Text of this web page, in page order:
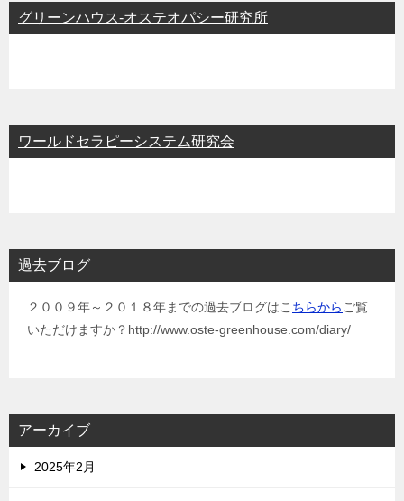
グリーンハウス-オステオパシー研究所
ワールドセラピーシステム研究会
過去ブログ
２００９年～２０１８年までの過去ブログはこ ちらから ご覧
いただけますか？http://www.oste-greenhouse.com/diary/
アーカイブ
2025年2月